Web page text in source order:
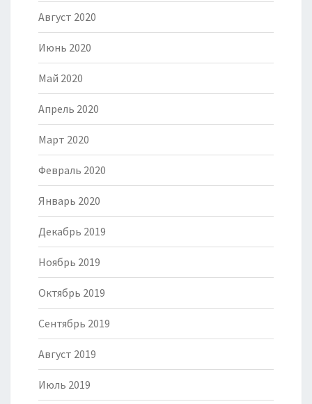
Август 2020
Июнь 2020
Май 2020
Апрель 2020
Март 2020
Февраль 2020
Январь 2020
Декабрь 2019
Ноябрь 2019
Октябрь 2019
Сентябрь 2019
Август 2019
Июль 2019